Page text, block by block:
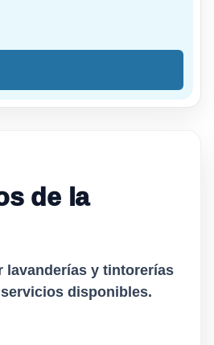
de la
lavanderías y tintorerías
disponibles.